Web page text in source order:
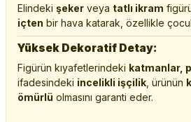
Elindeki şeker veya tatlı ikram
içten bir hava katarak, özellikle
Yüksek Dekoratif Detay:
Figürün kıyafetlerindeki katmanlar,
ifadesindeki incelikli işçilik , ürünün
ömürlü olmasını garanti eder.